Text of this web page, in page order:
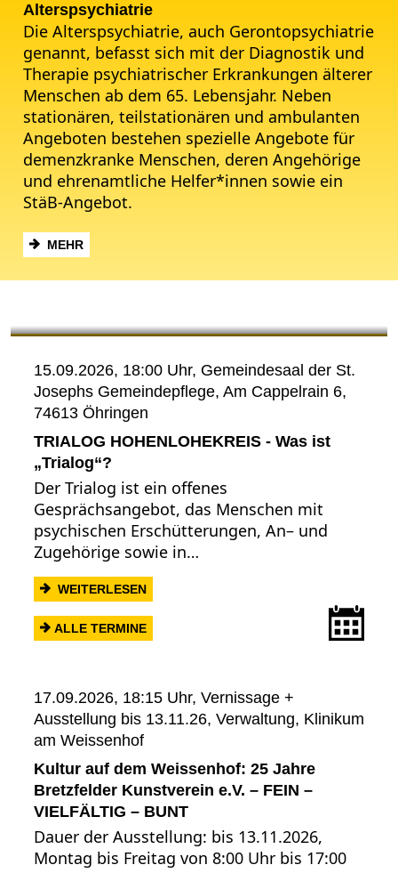
Alterspsychiatrie
Die Alterspsychiatrie, auch Gerontopsychiatrie
genannt, befasst sich mit der Diagnostik und
Therapie psychiatrischer Erkrankungen älterer
Menschen ab dem 65. Lebensjahr. Neben
stationären, teilstationären und ambulanten
Angeboten bestehen spezielle Angebote für
demenzkranke Menschen, deren Angehörige
und ehrenamtliche Helfer*innen sowie ein
StäB-Angebot.
MEHR
15.09.2026, 18:00 Uhr, Gemeindesaal der St.
Josephs Gemeindepflege, Am Cappelrain 6,
74613 Öhringen
TRIALOG HOHENLOHEKREIS - Was ist
„Trialog“?
Der Trialog ist ein offenes
Gesprächsangebot, das Menschen mit
psychischen Erschütterungen, An– und
Zugehörige sowie in…
WEITERLESEN: TRIALOG HOHENLOHEKREIS - WAS IST
ALLE TERMINE
17.09.2026, 18:15 Uhr, Vernissage +
Ausstellung bis 13.11.26, Verwaltung, Klinikum
am Weissenhof
Kultur auf dem Weissenhof: 25 Jahre
Bretzfelder Kunstverein e.V. – FEIN –
VIELFÄLTIG – BUNT
Dauer der Ausstellung: bis 13.11.2026,
Montag bis Freitag von 8:00 Uhr bis 17:00